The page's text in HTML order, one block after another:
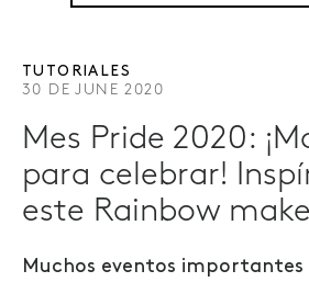
TUTORIALES
30 DE JUNE 2020
Mes Pride 2020:
para celebrar!
este Rainbow
Muchos eventos importantes